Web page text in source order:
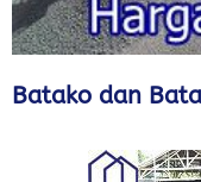
Batako dan